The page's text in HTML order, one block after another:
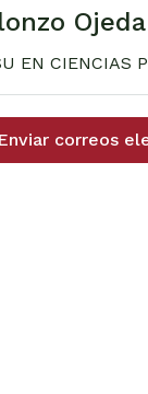
Ojeda
EN CIENCIAS
Enviar correos